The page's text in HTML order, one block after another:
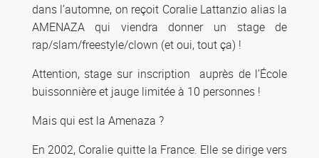
dans l’automne, on reçoit Coralie Lattanzio alias la
AMENAZA qui viendra donner un stage de
rap/slam/freestyle/clown (et oui, tout ça) !
Attention, stage sur inscription auprès de l’École
buissonnière et jauge limitée à 10 personnes !
Mais qui est la Amenaza ?
En 2002, Coralie quitte la France. Elle se dirige vers